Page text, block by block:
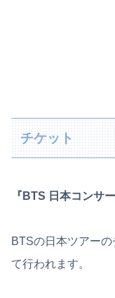
チケット
『BTS 日本コンサー
BTSの日本ツアー
て行われます。